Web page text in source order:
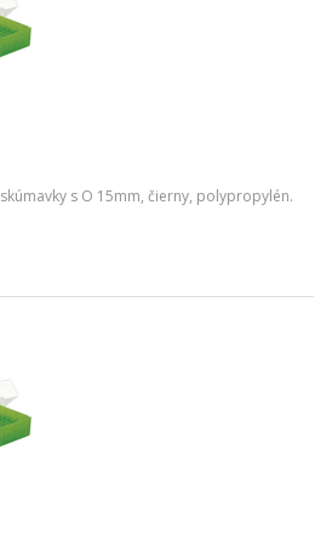
s O 15mm, čierny, polypropylén.